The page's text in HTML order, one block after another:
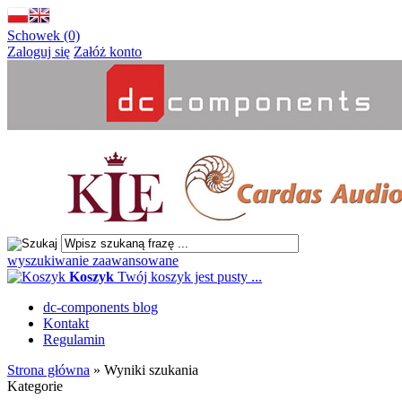
Schowek (0)
Zaloguj się Załóż konto
wyszukiwanie zaawansowane
Koszyk Twój koszyk jest pusty ...
dc-components blog
Kontakt
Regulamin
Strona główna » Wyniki szukania
Kategorie